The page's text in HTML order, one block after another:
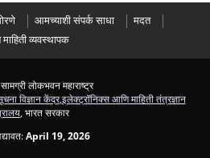
आमच्याशी संपर्क साधा
मदत
माहिती व्यवस्थापक
लोकभवन महाराष्ट्र
विज्ञान केंद्र,इलेक्ट्रॉनिक्स आणि माहिती तंत्रज्ञान
, भारत सरकार
April 19, 2026